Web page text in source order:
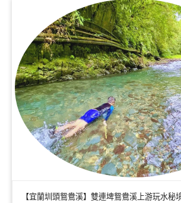
【宜蘭圳頭鴛鴦溪】雙連埤鴛鴦溪上游玩水秘